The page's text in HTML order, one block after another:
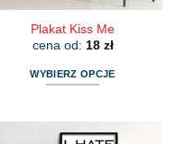
Plakat Kiss Me
cena od: 18 zł
WYBIERZ OPCJE
ma